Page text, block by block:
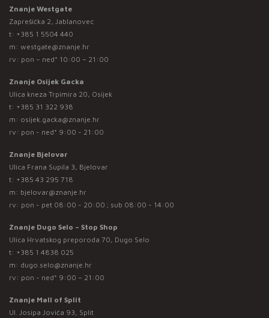
Znanje Westgate
Zaprešićka 2, Jablanovec
t: +385 1 5504 440
m: westgate@znanje.hr
rv: pon – ned* 10:00 – 21:00
Znanje Osijek Gacka
Ulica kneza Trpimira 20, Osijek
t: +385 31 322 938
m: osijek.gacka@znanje.hr
rv: pon - ned* 9:00 - 21:00
Znanje Bjelovar
Ulica Frana Supila 3, Bjelovar
t: +385 43 295 718
m: bjelovar@znanje.hr
rv: pon - pet 08:00 - 20:00 ; sub 08:00 - 14:00
Znanje Dugo Selo – Stop Shop
Ulica Hrvatskog preporoda 70, Dugo Selo
t: +385 1 4838 025
m: dugo.selo@znanje.hr
rv: pon - ned* 9:00 – 21:00
Znanje Mall of Split
Ul. Josipa Jovića 93, Split